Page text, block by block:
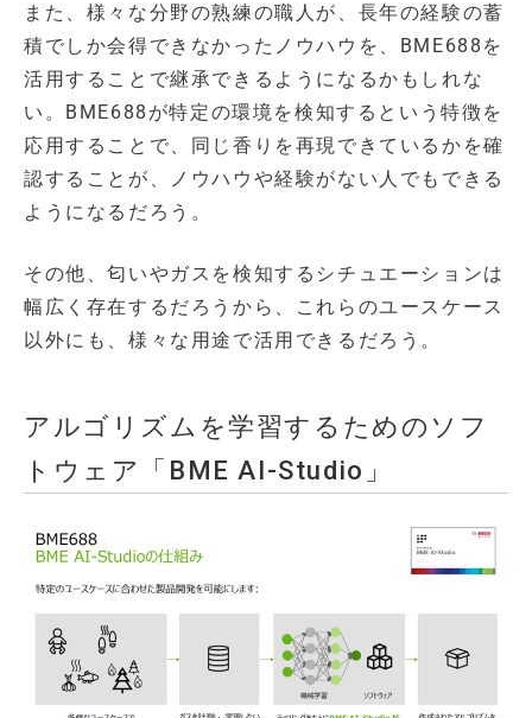
また、様々な分野の熟練の職人が、長年の経験の蓄
積でしか会得できなかったノウハウを、BME688を
活用することで継承できるようになるかもしれな
い。BME688が特定の環境を検知するという特徴を
応用することで、同じ香りを再現できているかを確
認することが、ノウハウや経験がない人でもできる
ようになるだろう。
その他、匂いやガスを検知するシチュエーションは
幅広く存在するだろうから、これらのユースケース
以外にも、様々な用途で活用できるだろう。
アルゴリズムを学習するためのソフ
トウェア「BME AI-Studio」